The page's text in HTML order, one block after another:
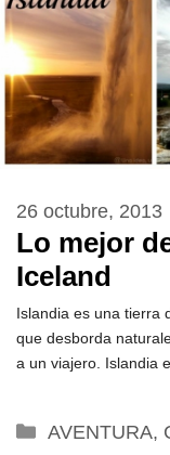
Lo mejor
Iceland
26 octubre, 2013
Islandia es una tierra
que desborda
a un viajero. Islandia
Categorías
AVENTURA,